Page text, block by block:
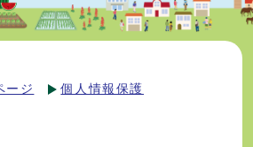
ージ 個人情報保護